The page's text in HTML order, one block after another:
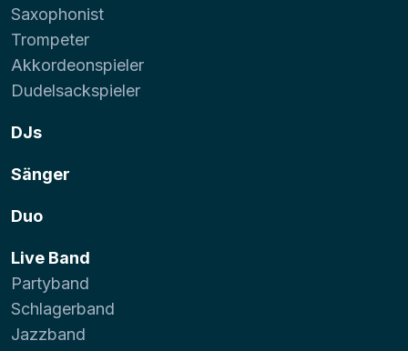
Saxophonist
Trompeter
Akkordeonspieler
Dudelsackspieler
DJs
Sänger
Duo
Live Band
Partyband
Schlagerband
Jazzband